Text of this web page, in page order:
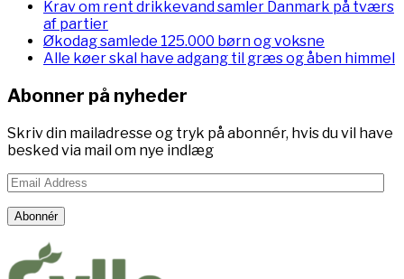
Krav om rent drikkevand samler Danmark på tværs
af partier
Økodag samlede 125.000 børn og voksne
Alle køer skal have adgang til græs og åben himmel
Abonner på nyheder
Skriv din mailadresse og tryk på abonnér, hvis du vil have
besked via mail om nye indlæg
Email
Address
Abonnér